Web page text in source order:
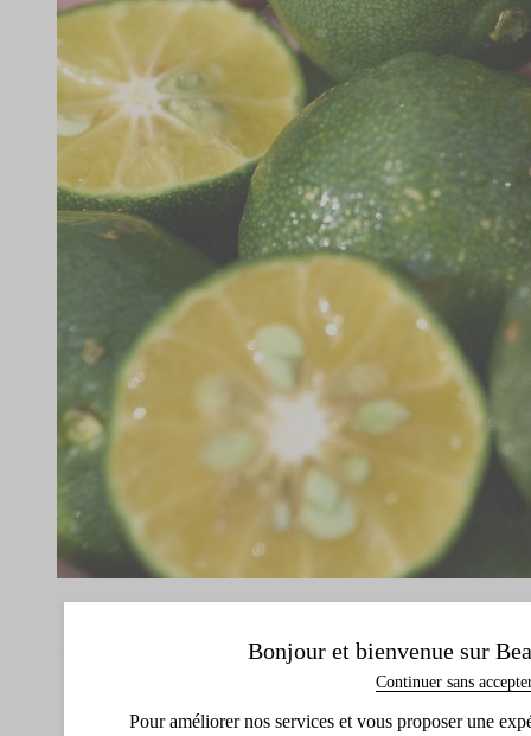
Bonjour et bienvenue sur
Continuer sans
Pour améliorer nos services et vous proposer une